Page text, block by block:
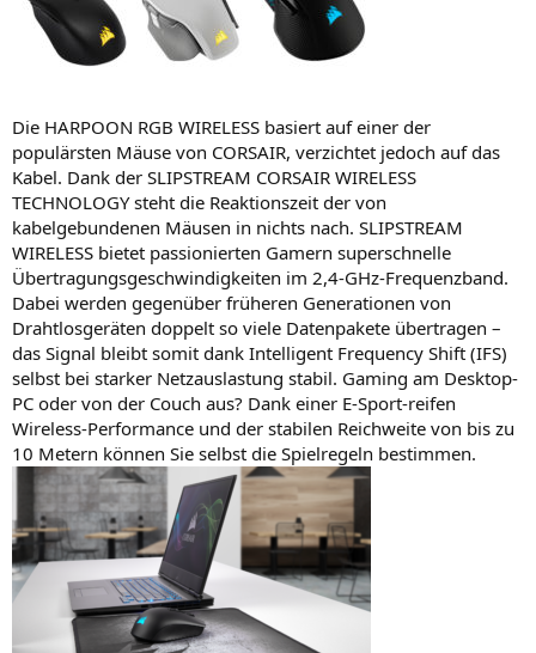
Die HARPOON RGB WIRELESS basiert auf einer der
populärsten Mäuse von CORSAIR, verzichtet jedoch auf das
Kabel. Dank der SLIPSTREAM CORSAIR WIRELESS
TECHNOLOGY steht die Reaktionszeit der von
kabelgebundenen Mäusen in nichts nach. SLIPSTREAM
WIRELESS bietet passionierten Gamern superschnelle
Übertragungsgeschwindigkeiten im 2,4-GHz-Frequenzband.
Dabei werden gegenüber früheren Generationen von
Drahtlosgeräten doppelt so viele Datenpakete übertragen –
das Signal bleibt somit dank Intelligent Frequency Shift (IFS)
selbst bei starker Netzauslastung stabil. Gaming am Desktop-
PC oder von der Couch aus? Dank einer E-Sport-reifen
Wireless-Performance und der stabilen Reichweite von bis zu
10 Metern können Sie selbst die Spielregeln bestimmen.